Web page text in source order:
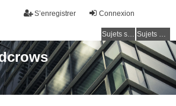
Connexion
S’enregistrer
Sujets sans réponse Sujets actifs